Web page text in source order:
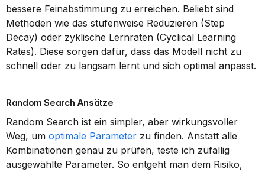
bessere Feinabstimmung zu erreichen. Beliebt sind
Methoden wie das stufenweise Reduzieren (Step
Decay) oder zyklische Lernraten (Cyclical Learning
Rates). Diese sorgen dafür, dass das Modell nicht zu
schnell oder zu langsam lernt und sich optimal anpasst.
Random Search Ansätze
Random Search ist ein simpler, aber wirkungsvoller
Weg, um optimale Parameter zu finden. Anstatt alle
Kombinationen genau zu prüfen, teste ich zufällig
ausgewählte Parameter. So entgeht man dem Risiko,